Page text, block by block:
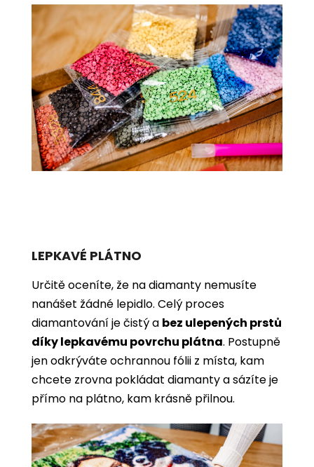
LEPKAVÉ PLÁTNO
Určitě oceníte, že na diamanty nemusíte
nanášet žádné lepidlo. Celý proces
diamantování je čistý a bez ulepených prstů
díky lepkavému povrchu plátna. Postupně
jen odkrýváte ochrannou fólii z místa, kam
chcete zrovna pokládat diamanty a sázíte je
přímo na plátno, kam krásně přilnou.